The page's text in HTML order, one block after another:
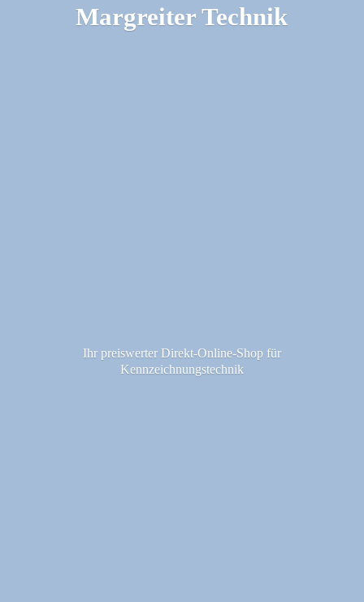
Margreiter Technik
Ihr preiswerter Direkt-Online-Shop für
Kennzeichnungstechnik